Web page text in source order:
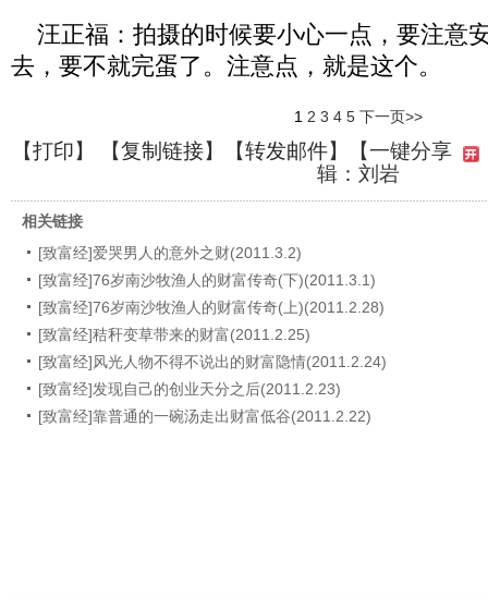
汪正福：拍摄的时候要小心一点，要注意
去，要不就完蛋了。注意点，就是这个。
1 2 3 4 5 下一页>>
【打印】 【复制链接】【转发邮件】
【一键分享
辑：刘岩
相关链接
[致富经]爱哭男人的意外之财(2011.3.2)
[致富经]76岁南沙牧渔人的财富传奇(下)(2011.3.1)
[致富经]76岁南沙牧渔人的财富传奇(上)(2011.2.28)
[致富经]秸秆变草带来的财富(2011.2.25)
[致富经]风光人物不得不说出的财富隐情(2011.2.24)
[致富经]发现自己的创业天分之后(2011.2.23)
[致富经]靠普通的一碗汤走出财富低谷(2011.2.22)